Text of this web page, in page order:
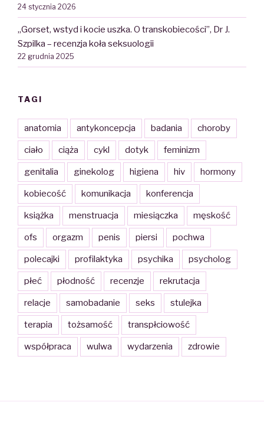
24 stycznia 2026
„Gorset, wstyd i kocie uszka. O transkobiecości”, Dr J.
Szpilka – recenzja koła seksuologii
22 grudnia 2025
TAGI
anatomia antykoncepcja badania choroby
ciało ciąża cykl dotyk feminizm
genitalia ginekolog higiena hiv hormony
kobiecość komunikacja konferencja
książka menstruacja miesiączka męskość
ofs orgazm penis piersi pochwa
polecajki profilaktyka psychika psycholog
płeć płodność recenzje rekrutacja
relacje samobadanie seks stulejka
terapia tożsamość transpłciowość
współpraca wulwa wydarzenia zdrowie